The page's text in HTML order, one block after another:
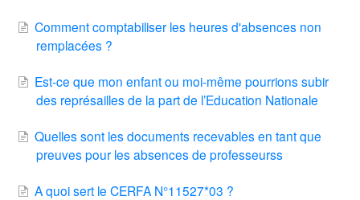
Comment comptabiliser les heures d'absences non
remplacées ?
Est-ce que mon enfant ou moi-même pourrions subir
des représailles de la part de l’Education Nationale
Quelles sont les documents recevables en tant que
preuves pour les absences de professeurss
A quoi sert le CERFA N°11527*03 ?